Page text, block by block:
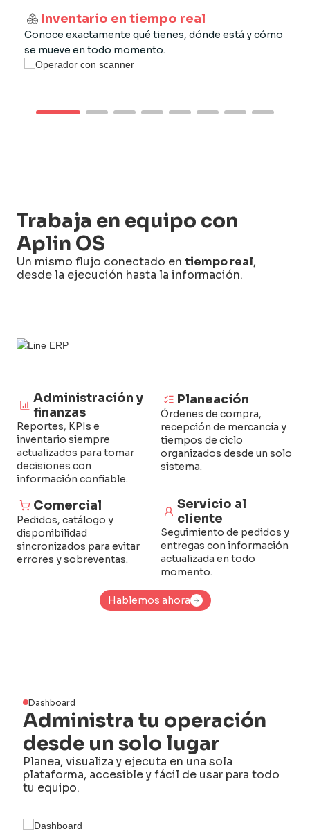
Inventario en tiempo real
Conoce exactamente qué tienes, dónde está y cómo
se mueve en todo momento.
Trabaja en equipo con
Aplin OS
Un mismo flujo conectado en tiempo real,
desde la ejecución hasta la información.
Administración y
finanzas
Reportes, KPIs e
inventario siempre
actualizados para tomar
decisiones con
información confiable.
Planeación
Órdenes de compra,
recepción de mercancía y
tiempos de ciclo
organizados desde un solo
sistema.
Comercial
Pedidos, catálogo y
disponibilidad
sincronizados para evitar
errores y sobreventas.
Servicio al
cliente
Seguimiento de pedidos y
entregas con información
actualizada en todo
momento.
Hablemos ahora
Hablemos ahora
Dashboard
Administra tu operación
desde un solo lugar
Planea, visualiza y ejecuta en una sola
plataforma, accesible y fácil de usar para todo
tu equipo.